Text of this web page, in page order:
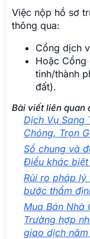
Việc nộp hồ sơ
thông qua:
Cổng dịch
Hoặc Cổng
tỉnh/thành
đất).
Bài viết liên quan
Dịch Vụ Sang
Chóng, Trọn
Sổ chung và
Điều khác
Rủi ro pháp
bước thẩm
Mua Bán Nhà
Trường hợp
giao dịch